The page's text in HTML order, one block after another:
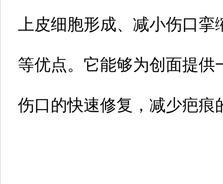
上皮细胞形成、减小伤口
等优点。它能够为创面提
伤口的快速修复，减少疤痕